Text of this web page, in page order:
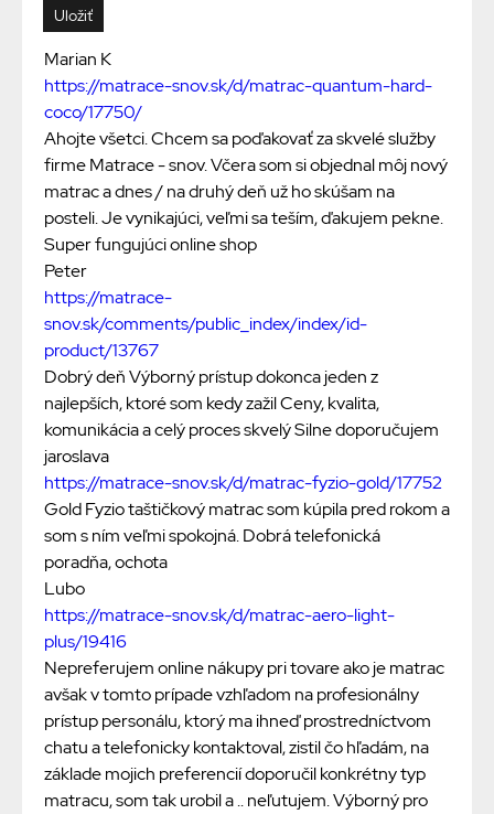
Marian K
https://matrace-snov.sk/d/matrac-quantum-hard-
coco/17750/
Ahojte všetci. Chcem sa poďakovať za skvelé služby
firme Matrace - snov. Včera som si objednal môj nový
matrac a dnes / na druhý deň už ho skúšam na
posteli. Je vynikajúci, veľmi sa teším, ďakujem pekne.
Super fungujúci online shop
Peter
https://matrace-
snov.sk/comments/public_index/index/id-
product/13767
Dobrý deň Výborný prístup dokonca jeden z
najlepších, ktoré som kedy zažil Ceny, kvalita,
komunikácia a celý proces skvelý Silne doporučujem
jaroslava
https://matrace-snov.sk/d/matrac-fyzio-gold/17752
Gold Fyzio taštičkový matrac som kúpila pred rokom a
som s ním veľmi spokojná. Dobrá telefonická
poradňa, ochota
Lubo
https://matrace-snov.sk/d/matrac-aero-light-
plus/19416
Nepreferujem online nákupy pri tovare ako je matrac
avšak v tomto prípade vzhľadom na profesionálny
prístup personálu, ktorý ma ihneď prostredníctvom
chatu a telefonicky kontaktoval, zistil čo hľadám, na
základe mojich preferencií doporučil konkrétny typ
matracu, som tak urobil a .. neľutujem. Výborný pro